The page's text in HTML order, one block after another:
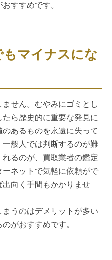
すすめです。
もマイナスにな
せん。むやみにゴミとし
ら歴史的に重要な発見に
あるものを永遠に失って
一般人では判断するのが難
るのが、買取業者の鑑定
ネットで気軽に依頼がで
出向く手間もかかりませ
うのはデメリットが多い
がおすすめです。